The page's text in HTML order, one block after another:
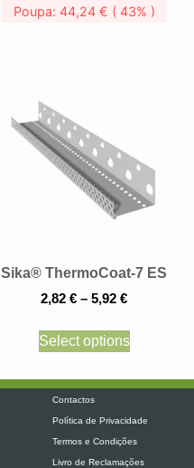
Poupa: 44,24 € ( 43% )
Sika® ThermoCoat-7 ES
2,82 € – 5,92 €
Select options
Contactos
Política de Privacidade
Termos e Condições
Livro de Reclamações